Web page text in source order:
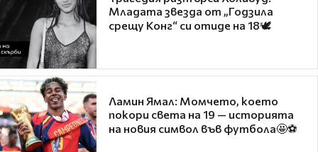
Младата звезда от „Годзила
срещу Конг“ си отиде на 18🕊️
Ламин Ямал: Момчето, което
покори света на 19 — историята
на новия символ във футбола🤩⚽